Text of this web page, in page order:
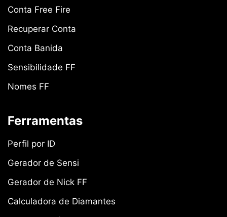
Conta Free Fire
Recuperar Conta
Conta Banida
Sensibilidade FF
Nomes FF
Ferramentas
Perfil por ID
Gerador de Sensi
Gerador de Nick FF
Calculadora de Diamantes